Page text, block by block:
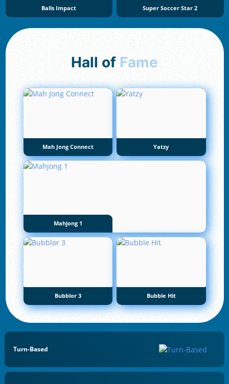
Balls Impact Super Soccer Star 2
Hall of Fame
Mah Jong Connect Yatzy
Mahjong 1
Bubblor 3 Bubble Hit
Turn-Based